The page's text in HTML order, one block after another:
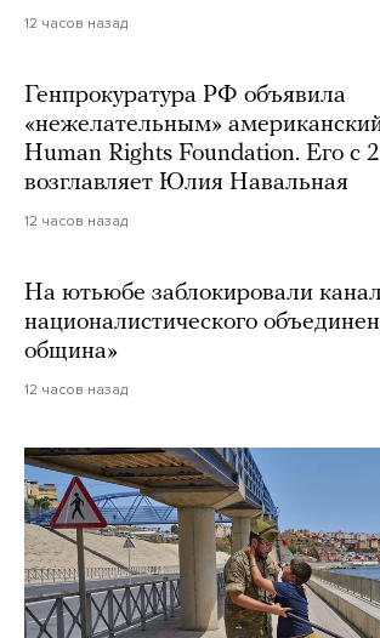
12 часов назад
Генпрокуратура РФ объявила
«нежелательным»
Human Rights Foundation. Его с
возглавляет Юлия Навальная
12 часов назад
На ютьюбе заблокировали канал
националистического
община»
12 часов назад